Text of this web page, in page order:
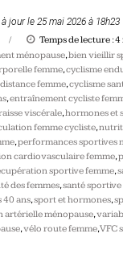
jour le 25 mai 2026 à 18h23
Temps de lecture :4
ménopause,bien vieillir
femme,cyclisme
femme,cyclisme
,entraînement cycliste
viscérale,hormones et
femme cycliste,
,performances sportives
cardiovasculaire femme,
sportive femme,
des femmes,santé
40 ans,sport et hormones,
artérielle ménopause,
,vélo route femme,VFC